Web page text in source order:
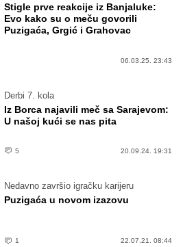
Stigle prve reakcije iz Banjaluke:
Evo kako su o meču govorili
Puzigaća, Grgić i Grahovac
06.03.25. 23:43
Derbi 7. kola
Iz Borca najavili meč sa Sarajevom:
U našoj kući se nas pita
5 20.09.24. 19:31
Nedavno završio igračku karijeru
Puzigaća u novom izazovu
1 22.07.21. 08:44